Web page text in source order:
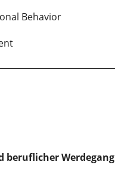
Behavior
beruflicher Werdegang